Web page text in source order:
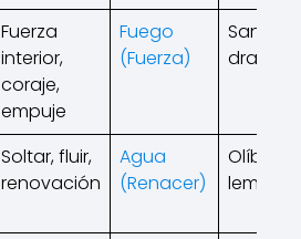
Fuerza
interior,
coraje,
empuje
Fuego
(Fuerza)
Sangre
dragón
Soltar, fluir,
renovación
Agua
(Renacer)